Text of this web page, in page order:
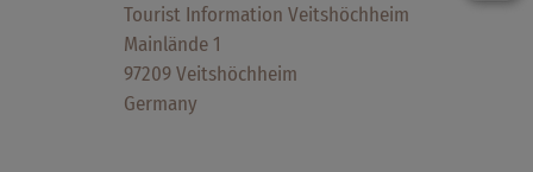
Tourist Information Veitshöchheim
Mainlände 1
97209 Veitshöchheim
Germany